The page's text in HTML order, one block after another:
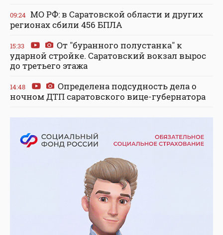
09:24 МО РФ: в Саратовской области и других
регионах сбили 456 БПЛА
15:33
От "буранного полустанка" к
ударной стройке. Саратовский вокзал вырос
до третьего этажа
14:48
Определена подсудность дела о
ночном ДТП саратовского вице-губернатора